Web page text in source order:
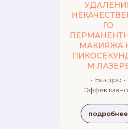
ГО
МАКИЯЖА
М
• Быстро •
Эффективно
подробнее